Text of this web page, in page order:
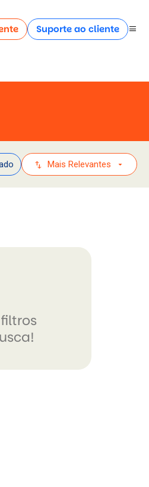
Suporte ao cliente menu
swap_vert Mais Relevantes arrow_drop_down